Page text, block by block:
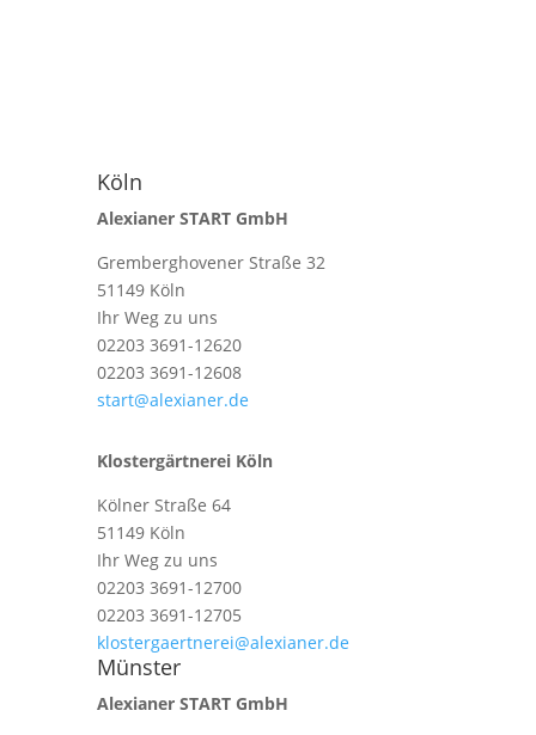
Köln
Alexianer START GmbH
Gremberghovener Straße 32
51149 Köln
Ihr Weg zu uns
02203 3691-12620
02203 3691-12608
start@alexianer.de
Klostergärtnerei Köln
Kölner Straße 64
51149 Köln
Ihr Weg zu uns
02203 3691-12700
02203 3691-12705
klostergaertnerei@alexianer.de
Münster
Alexianer START GmbH